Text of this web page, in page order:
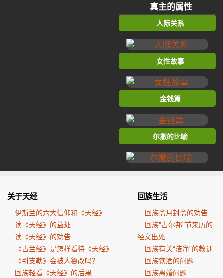
真主的属性
人际关系
女性故事
金钱篇
尔撒的比喻
关于天经
伊斯兰的六大信仰和《天经》
读《天经》的益处
读《天经》的劝告
《古兰经》是怎样看待《天经》
《引支勒》会被人篡改吗？
回族轻看《天经》的后果
回族生活
回族斋月封斋的劝告
回族"古尔邦"节来历的
经文出处
回族有关“洁净”的教训
回族饮酒的问题
回族离婚问题